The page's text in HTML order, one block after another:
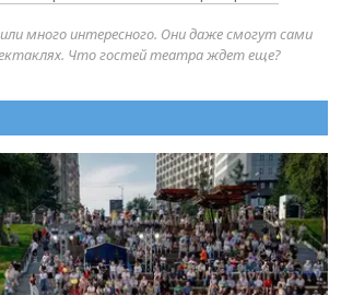
много интересного. Они даже смогут сами
Что гостей театра ждет еще?